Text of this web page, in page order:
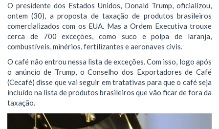
O presidente dos Estados Unidos, Donald Trump, oficializou,
ontem (30), a proposta de taxação de produtos brasileiros
comercializados com os EUA. Mas a Ordem Executiva trouxe
cerca de 700 exceções, como suco e polpa de laranja,
combustíveis, minérios, fertilizantes e aeronaves civis.
O café não entrou nessa lista de exceções. Com isso, logo após
o anúncio de Trump, o Conselho dos Exportadores de Café
(Cecafé) disse que vai seguir em tratativas para que o café seja
incluído na lista de produtos brasileiros que vão ficar de fora da
taxação.